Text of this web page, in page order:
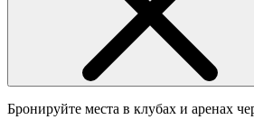
Бронируйте места в клубах и аренах